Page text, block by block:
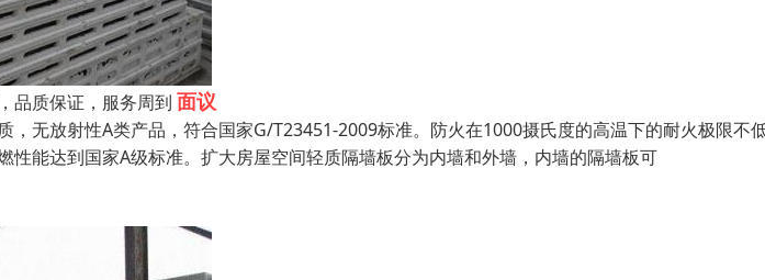
品质保证，服务周到 面议
，无放射性A类产品，符合国家G/T23451-2009标准。防火在1000摄氏度的高温下的耐火极限不
性能达到国家A级标准。扩大房屋空间轻质隔墙板分为内墙和外墙，内墙的隔墙板可